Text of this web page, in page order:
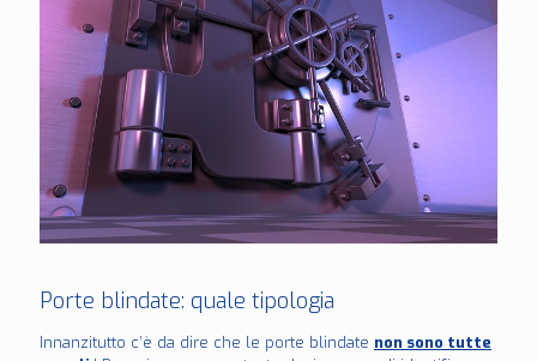
Porte blindate: quale tipologia
Innanzitutto c’è da dire che le porte blindate non sono tutte